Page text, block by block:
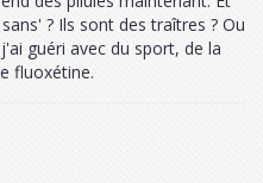
? Ils sont des traîtres ? Ou
guéri avec du sport, de la
fluoxétine.